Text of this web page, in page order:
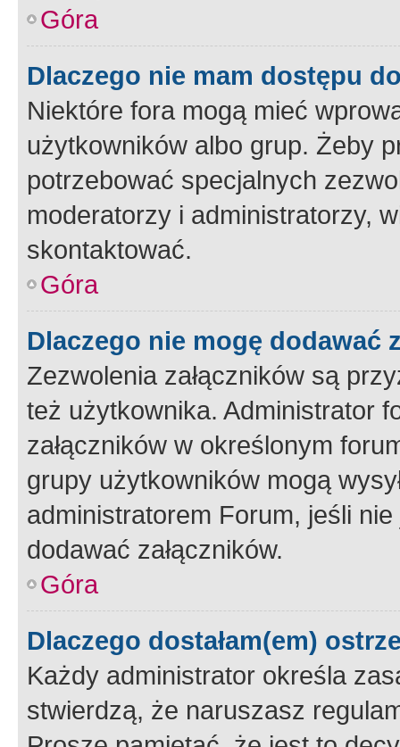
Góra
Dlaczego nie mam dostępu
Niektóre fora mogą mieć
użytkowników albo grup. Żeby
potrzebować specjalnych
moderatorzy i administratorzy,
skontaktować.
Góra
Dlaczego nie mogę dodawać
Zezwolenia załączników są
też użytkownika. Administrator
załączników w określonym
grupy użytkowników mogą
administratorem Forum, jeśli
dodawać załączników.
Góra
Dlaczego dostałam(em)
Każdy administrator określa
stwierdzą, że naruszasz